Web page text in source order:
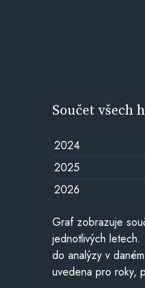
Součet všech
2024
2025
2026
Graf zobrazuje
jednotlivých
do analýzy v
uvedena pro roky,